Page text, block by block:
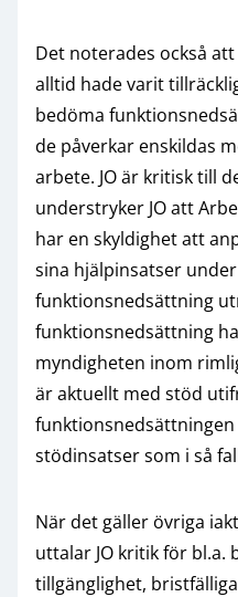
Det noterades också
alltid hade varit
bedöma
de påverkar enskildas
arbete. JO är kritisk till
understryker JO att
har en skyldighet att
sina hjälpinsatser
funktionsnedsättning
funktionsnedsättning
myndigheten inom
är aktuellt med stöd
stödinsatser som i så
När det gäller övriga
uttalar JO kritik för bl.a.
tillgänglighet,